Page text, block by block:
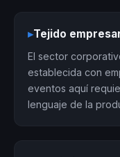
▸Tejido
El sector
establecida con
eventos aquí
lenguaje de la